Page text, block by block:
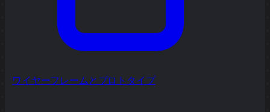
ワイヤーフレームとプロトタイプ